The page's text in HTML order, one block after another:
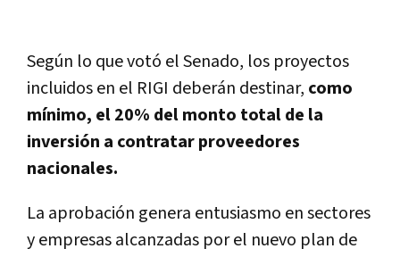
Según lo que votó el Senado, los proyectos
incluidos en el RIGI deberán destinar, como
mínimo, el 20% del monto total de la
inversión a contratar proveedores
nacionales.
La aprobación genera entusiasmo en sectores
y empresas alcanzadas por el nuevo plan de